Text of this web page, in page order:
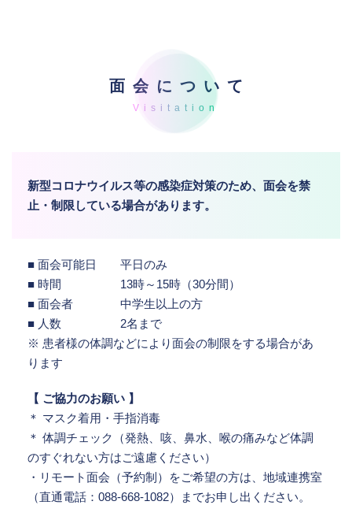
面会について
新型コロナウイルス等の感染症対策のため、面会を禁
止・制限している場合があります。
■ 面会可能日 平日のみ
■ 時間 13時～15時（30分間）
■ 面会者 中学生以上の方
■ 人数 2名まで
※ 患者様の体調などにより面会の制限をする場合があ
ります
【 ご協力のお願い 】
＊ マスク着用・手指消毒
＊ 体調チェック（発熱、咳、鼻水、喉の痛みなど体調
のすぐれない方はご遠慮ください）
・リモート面会（予約制）をご希望の方は、地域連携室
（直通電話：088-668-1082）までお申し出ください。